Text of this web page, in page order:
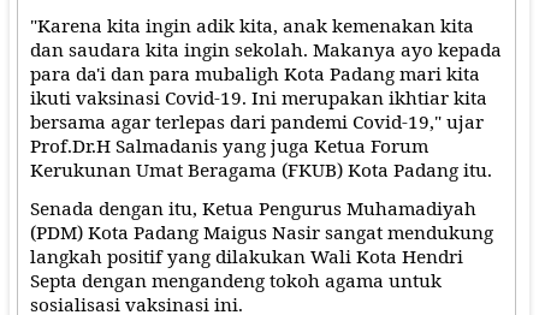
"Karena kita ingin adik kita, anak kemenakan kita
dan saudara kita ingin sekolah. Makanya ayo kepada
para da'i dan para mubaligh Kota Padang mari kita
ikuti vaksinasi Covid-19. Ini merupakan ikhtiar kita
bersama agar terlepas dari pandemi Covid-19," ujar
Prof.Dr.H Salmadanis yang juga Ketua Forum
Kerukunan Umat Beragama (FKUB) Kota Padang itu.
Senada dengan itu, Ketua Pengurus Muhamadiyah
(PDM) Kota Padang Maigus Nasir sangat mendukung
langkah positif yang dilakukan Wali Kota Hendri
Septa dengan mengandeng tokoh agama untuk
sosialisasi vaksinasi ini.